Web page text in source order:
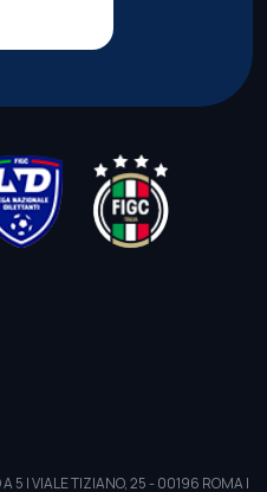
5 | VIALE TIZIANO, 25 - 00196 ROMA |